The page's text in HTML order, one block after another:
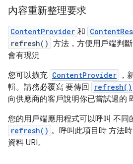
內容重新整理要求
ContentProvider 和
refresh() 方法，方便用戶端判
會有現況
您可以擴充 ContentProvider
，
輯。請務必覆寫 要傳回
refresh()
向供應商的客戶說明你已嘗試過的
您的用戶端應用程式可以呼叫 不同
refresh() 。呼叫此項目時 方法
資料 URI。